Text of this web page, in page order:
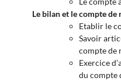
Le bilan et le compte de
Etablir le
Savoir
compte de
Exercice
du compte